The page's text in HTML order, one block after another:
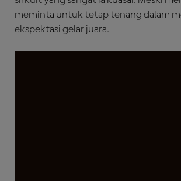
meminta untuk tetap tenang dalam
ekspektasi gelar juara.